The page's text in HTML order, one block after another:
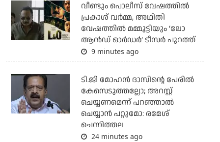
വീണ്ടും പൊലീസ് വേഷത്തിൽ
പ്രകാശ് വർമ്മ, അഥിതി
വേഷത്തിൽ മമ്മൂട്ടിയും ‘ലോ
ആൻഡ് ഓർഡർ’ ടീസർ പുറത്ത്
9 minutes ago
ടി.ജി മോഹന്‍ ദാസിന്റെ പേരില്‍
കേസെടുത്തല്ലോ; അറസ്റ്റ്
ചെയ്യണമെന്ന് പറഞ്ഞാല്‍
ചെയ്യാന്‍ പറ്റുമോ: രമേശ്
ചെന്നിത്തല
24 minutes ago